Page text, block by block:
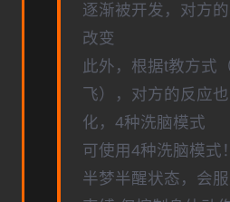
逐渐被开发，对方
改变
此外，根据t教方式
飞），对方的反应
化，4种洗脑模式
可使用4种洗脑模式
半梦半醒状态，会